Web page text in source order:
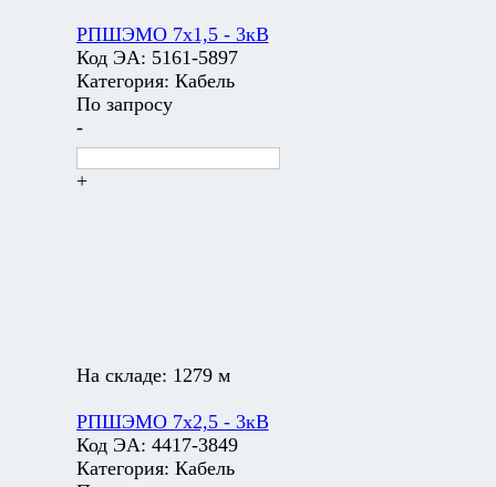
РПШЭМО 7х1,5 - 3кВ
Код ЭА: 5161-5897
Категория: Кабель
По запросу
-
+
На складе: 1279 м
РПШЭМО 7х2,5 - 3кВ
Код ЭА: 4417-3849
Категория: Кабель